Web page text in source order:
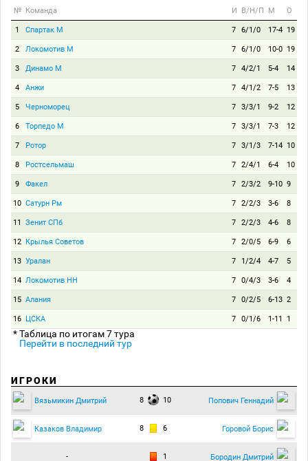
№ Команда И В/Н/П М О
1 Спартак М 7 6/1/0 17-4 19
2 Локомотив М 7 6/1/0 10-0 19
3 Динамо М 7 4/2/1 5-4 14
4 Анжи 7 4/1/2 7-5 13
5 Черноморец 7 3/3/1 9-2 12
6 Торпедо М 7 3/3/1 7-3 12
7 Ротор 7 3/1/3 7-14 10
8 Ростсельмаш 7 2/4/1 6-4 10
9 Факел 7 2/3/2 9-10 9
10 Сатурн Рм 7 2/2/3 3-6 8
11 Зенит СПб 7 2/2/3 4-6 8
12 Крылья Советов 7 2/0/5 6-9 6
13 Уралан 7 1/2/4 4-7 5
14 Локомотив НН 7 0/4/3 3-6 4
15 Алания 7 0/2/5 6-13 2
16 ЦСКА 7 0/1/6 1-11 1
* Таблица по итогам 7 тура
Перейти в последний тур
ИГРОКИ
Вязьмикин Дмитрий 8 10 Попович Геннадий
Казаков Владимир 8 6 Горовой Борис
- 1 Бородин Дмитрий